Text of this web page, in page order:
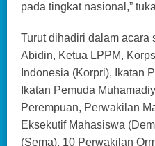
pada tingkat nasional,”
Turut dihadiri dalam acara
Abidin, Ketua LPPM,
Indonesia (Korpri), Ikatan
Ikatan Pemuda
Perempuan, Perwakilan
Eksekutif Mahasiswa
(Sema), 10 Perwakilan